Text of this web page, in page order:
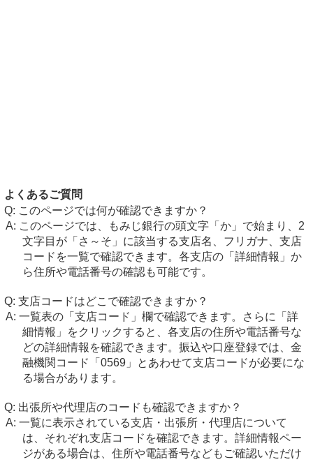
よくあるご質問
このページでは何が確認できますか？
このページでは、もみじ銀行の頭文字「か」で始まり、2
文字目が「さ～そ」に該当する支店名、フリガナ、支店
コードを一覧で確認できます。各支店の「詳細情報」か
ら住所や電話番号の確認も可能です。
支店コードはどこで確認できますか？
一覧表の「支店コード」欄で確認できます。さらに「詳
細情報」をクリックすると、各支店の住所や電話番号な
どの詳細情報を確認できます。振込や口座登録では、金
融機関コード「0569」とあわせて支店コードが必要にな
る場合があります。
出張所や代理店のコードも確認できますか？
一覧に表示されている支店・出張所・代理店について
は、それぞれ支店コードを確認できます。詳細情報ペー
ジがある場合は、住所や電話番号などもご確認いただけ